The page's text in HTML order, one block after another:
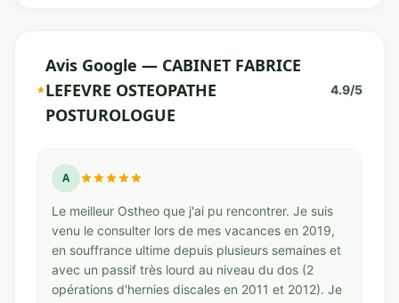
Avis Google — CABINET FABRICE
LEFEVRE OSTEOPATHE
POSTUROLOGUE
4.9/5
A
Le meilleur Ostheo que j'ai pu rencontrer. Je suis
venu le consulter lors de mes vacances en 2019,
en souffrance ultime depuis plusieurs semaines et
avec un passif très lourd au niveau du dos (2
opérations d'hernies discales en 2011 et 2012). Je